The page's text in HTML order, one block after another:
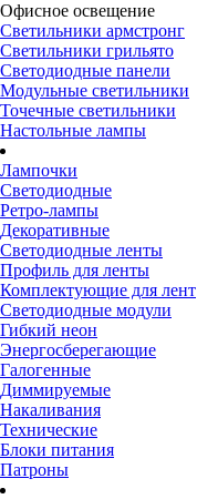
Офисное освещение
Светильники армстронг
Светильники грильято
Светодиодные панели
Модульные светильники
Точечные светильники
Настольные лампы
Лампочки
Светодиодные
Ретро-лампы
Декоративные
Светодиодные ленты
Профиль для ленты
Комплектующие для лент
Светодиодные модули
Гибкий неон
Энергосберегающие
Галогенные
Диммируемые
Накаливания
Технические
Блоки питания
Патроны